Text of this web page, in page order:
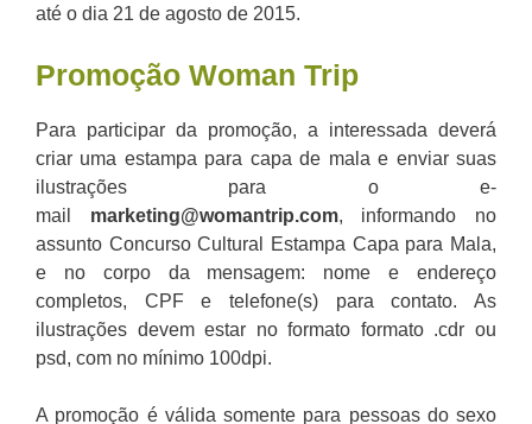
até o dia 21 de agosto de 2015.
Promoção Woman Trip
Para participar da promoção, a interessada deverá
criar uma estampa para capa de mala e enviar suas
ilustrações para o e-
mail marketing@womantrip.com, informando no
assunto Concurso Cultural Estampa Capa para Mala,
e no corpo da mensagem: nome e endereço
completos, CPF e telefone(s) para contato. As
ilustrações devem estar no formato formato .cdr ou
psd, com no mínimo 100dpi.
A promoção é válida somente para pessoas do sexo